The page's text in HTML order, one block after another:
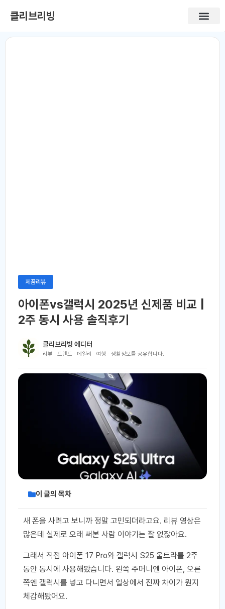
클리브리빙
제품리뷰
아이폰vs갤럭시 2025년 신제품 비교 |
2주 동시 사용 솔직후기
클리브리빙 에디터
리뷰 · 트렌드 · 데일리 · 여행 · 생활정보를 공유합니다.
이 글의 목차
새 폰을 사려고 보니까 정말 고민되더라고요. 리뷰 영상은
많은데 실제로 오래 써본 사람 이야기는 잘 없잖아요.
그래서 직접 아이폰 17 Pro와 갤럭시 S25 울트라를 2주
동안 동시에 사용해봤습니다. 왼쪽 주머니엔 아이폰, 오른
쪽엔 갤럭시를 넣고 다니면서 일상에서 진짜 차이가 뭔지
체감해봤어요.